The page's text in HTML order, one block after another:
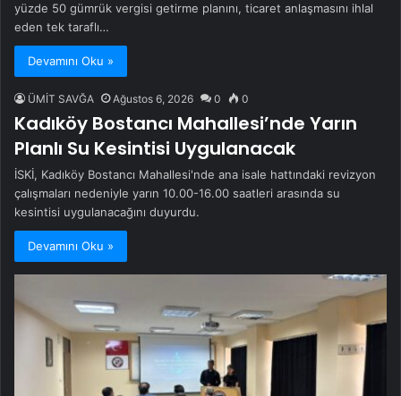
yüzde 50 gümrük vergisi getirme planını, ticaret anlaşmasını ihlal
eden tek taraflı…
Devamını Oku »
ÜMİT SAVĞA Ağustos 6, 2026 0 0
Kadıköy Bostancı Mahallesi’nde Yarın
Planlı Su Kesintisi Uygulanacak
İSKİ, Kadıköy Bostancı Mahallesi'nde ana isale hattındaki revizyon
çalışmaları nedeniyle yarın 10.00-16.00 saatleri arasında su
kesintisi uygulanacağını duyurdu.
Devamını Oku »